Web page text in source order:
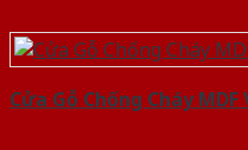
Cửa Gỗ Chống Cháy